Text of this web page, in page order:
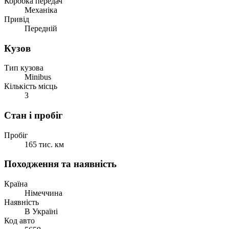
Механіка
Привід
Передній
Кузов
Тип кузова
Minibus
Кількість місць
3
Стан і пробіг
Пробіг
165 тис. км
Походження та наявність
Країна
Німеччина
Наявність
В Україні
Код авто